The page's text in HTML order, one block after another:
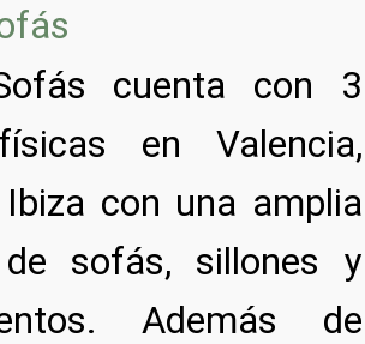
cuenta con 3
en Valencia,
con una amplia
sofás, sillones y
Además de